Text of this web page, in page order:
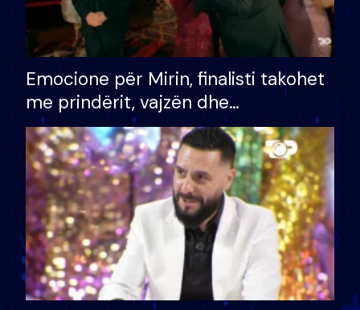
Emocione për Mirin, finalisti takohet
me prindërit, vajzën dhe
bashkëshorten: S’kemi ndonjë letër
divorci apo jo?